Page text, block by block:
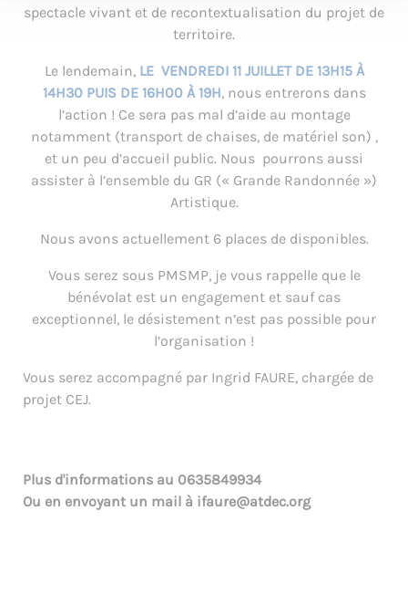
spectacle vivant et de recontextualisation du projet de
territoire.
Le lendemain, LE VENDREDI 11 JUILLET DE 13H15 À
14H30 PUIS DE 16H00 À 19H, nous entrerons dans
l’action ! Ce sera pas mal d’aide au montage
notamment (transport de chaises, de matériel son) ,
et un peu d’accueil public. Nous pourrons aussi
assister à l’ensemble du GR (« Grande Randonnée »)
Artistique.
Nous avons actuellement 6 places de disponibles.
Vous serez sous PMSMP, je vous rappelle que le
bénévolat est un engagement et sauf cas
exceptionnel, le désistement n’est pas possible pour
l’organisation !
Vous serez accompagné par Ingrid FAURE, chargée de
projet CEJ.
Plus d'informations au 0635849934
Ou en envoyant un mail à ifaure@atdec.org